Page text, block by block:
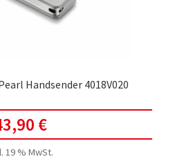
Handsender 4018V020
€
19 % MwSt.